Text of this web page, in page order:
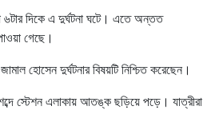
দিকে এ দুর্ঘটনা ঘটে। এতে অন্তত
গেছে।
হোসেন দুর্ঘটনার বিষয়টি নিশ্চিত করেছেন।
স্টেশন এলাকায় আতঙ্ক ছড়িয়ে পড়ে। যাত্রীরা